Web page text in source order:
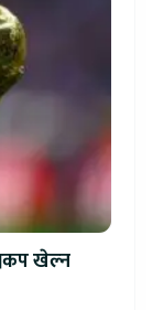
खेल्न